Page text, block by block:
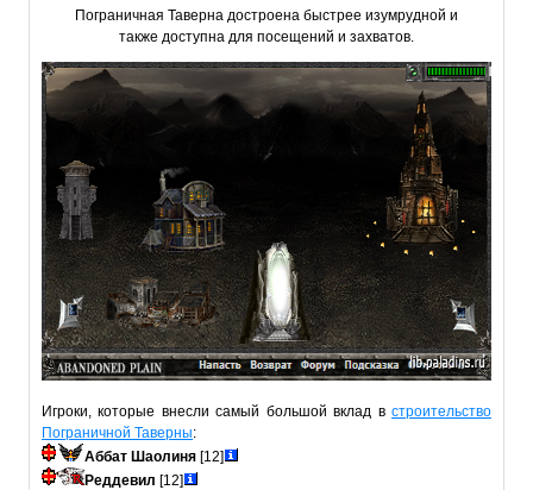
Пограничная Таверна достроена быстрее изумрудной и
также доступна для посещений и захватов.
Игроки, которые внесли самый большой вклад в строительство
Пограничной Таверны:
Аббат Шаолиня [12]
Реддевил [12]